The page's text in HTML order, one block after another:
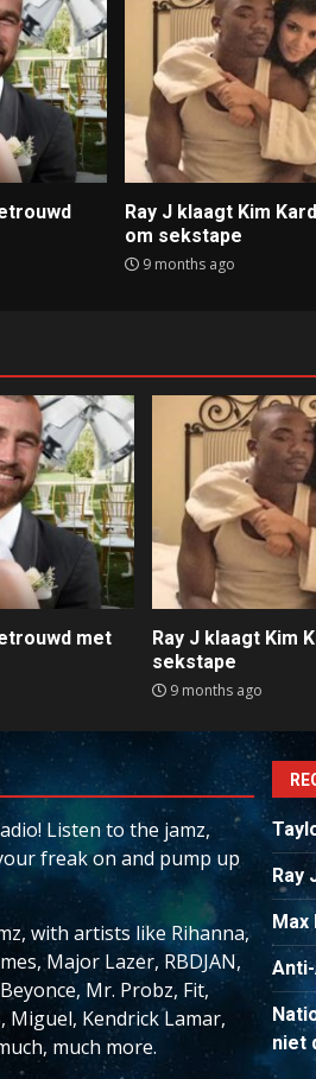
Ray J klaagt Kim
om sekstape
9 months ago
met
Ray J klaagt Kim
sekstape
9 months ago
Listen to the jamz,
freak on and pump up
with artists like Rihanna,
Major Lazer, RBDJAN,
Mr. Probz, Fit,
Miguel, Kendrick Lamar,
much more.
Ray
niet